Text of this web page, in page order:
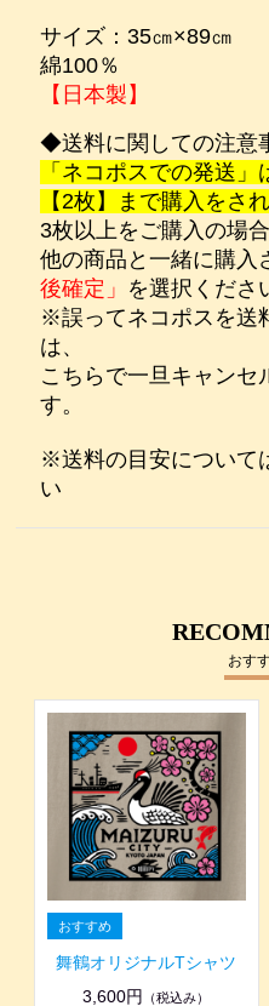
サイズ：35㎝×89㎝
綿100％
【日本製】
◆送料に関しての注意
「ネコポスでの発送」
【2枚】まで購入をさ
3枚以上をご購入の場合
他の商品と一緒に購入
後確定」 を選択くださ
※誤ってネコポスを送
は、
こちらで一旦キャンセ
す。
※送料の目安について
い
おす
舞鶴オリジナルTシャツ
3,600円
（税込み）